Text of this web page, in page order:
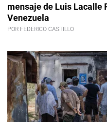
mensaje de Luis Lacalle
Venezuela
POR FEDERICO CASTILLO